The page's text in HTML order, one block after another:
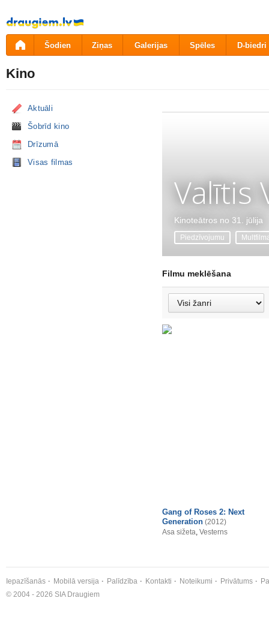
Pāriet
uz
saturu
Šodien Ziņas Galerijas Spēles D-biedri
Kino
Aktuāli
Šobrīd kino
Drīzumā
Visas filmas
Valītis
Kinoteātros no 31. jūlija
Piedzīvojumu
Filmu meklēšana
Gang of Roses 2: Next
Generation (2012)
Asa sižeta, Vesterns
Iepazīšanās Mobilā versija Palīdzība Kontakti Noteikumi Privātums
© 2004 - 2026 SIA Draugiem